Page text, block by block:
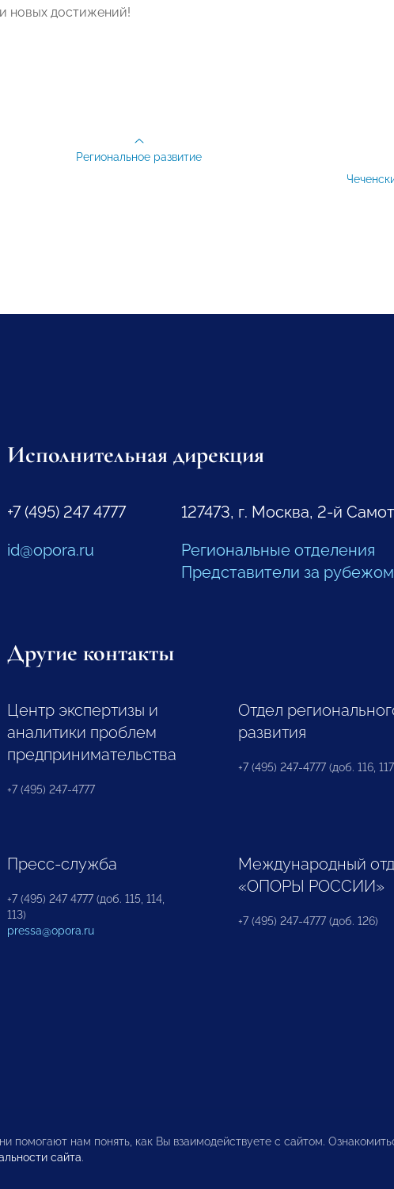
новых достижений!
Региональное развитие
Исполнительная дирекция
+7 (495) 247 4777
id@opora.ru
127473, г. Москва, 2-й
Региональные отделения
Представители за рубежом
Другие контакты
Центр экспертизы и
аналитики проблем
предпринимательства
+7 (495) 247-4777
Отдел
развития
+7 (495) 247-4777 (доб. 116,
Пресс-служба
+7 (495) 247 4777 (доб. 115, 114,
113)
pressa@opora.ru
Международный
«ОПОРЫ РОССИИ»
+7 (495) 247-4777 (доб. 126)
помогают нам понять, как Вы взаимодействуете с сайтом.
сайта.